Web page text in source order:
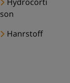
Hydrocorti
son
Hanrstoff